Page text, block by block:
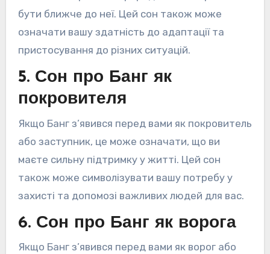
бути ближче до неї. Цей сон також може
означати вашу здатність до адаптації та
пристосування до різних ситуацій.
5. Сон про Банг як
покровителя
Якщо Банг з’явився перед вами як покровитель
або заступник, це може означати, що ви
маєте сильну підтримку у житті. Цей сон
також може символізувати вашу потребу у
захисті та допомозі важливих людей для вас.
6. Сон про Банг як ворога
Якщо Банг з’явився перед вами як ворог або